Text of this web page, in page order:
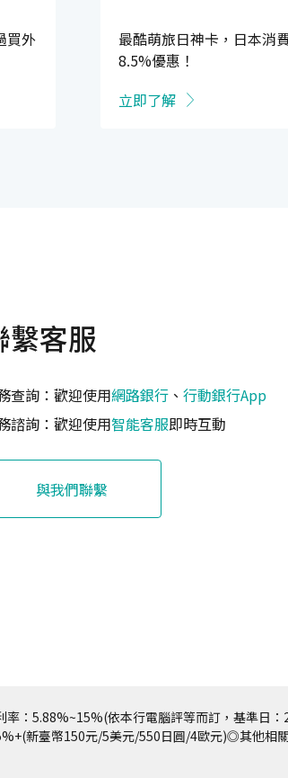
買外
最酷萌旅日神卡，日本消
8.5%優惠！
立即了解
繫客服
查詢：歡迎使用網路銀行 、 行動銀行App
諮詢：歡迎使用智能客服即時互動
與我們聯繫
：5.88%~15%(依本行電腦評等而訂，基準日
新臺幣150元/5美元/550日圓/4歐元)◎其他相